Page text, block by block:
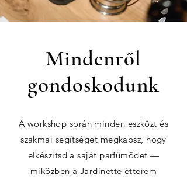
Mindenről
gondoskodunk
A workshop során minden eszközt és
szakmai segítséget megkapsz, hogy
elkészítsd a saját parfümödet —
miközben a Jardinette étterem